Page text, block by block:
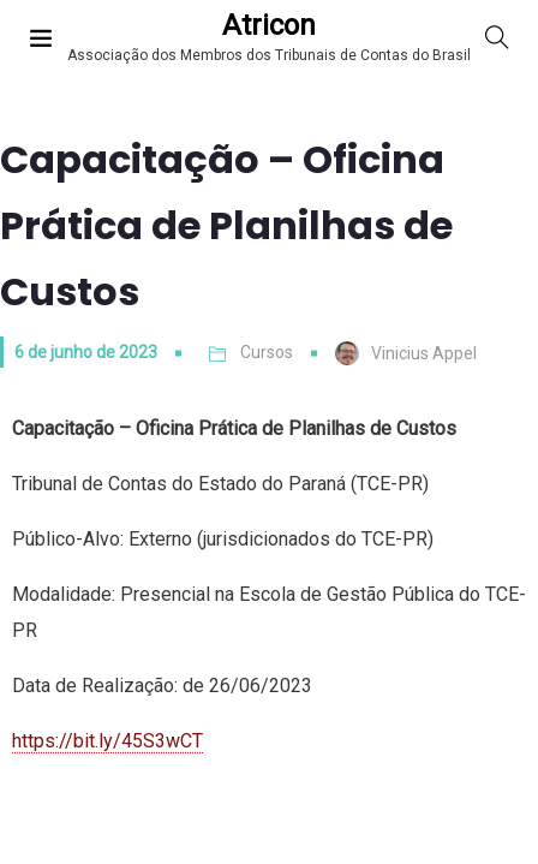
Atricon
Associação dos Membros dos Tribunais de Contas do Brasil
Capacitação – Oficina
Prática de Planilhas de
Custos
6 de junho de 2023 Cursos Vinicius Appel
Capacitação – Oficina Prática de Planilhas de Custos
Tribunal de Contas do Estado do Paraná (TCE-PR)
Público-Alvo: Externo (jurisdicionados do TCE-PR)
Modalidade: Presencial na Escola de Gestão Pública do TCE-
PR
Data de Realização: de 26/06/2023
https://bit.ly/45S3wCT